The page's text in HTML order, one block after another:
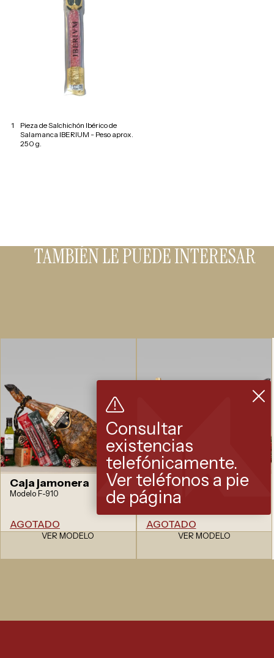
1
Pieza de Salchichón Ibérico de
Salamanca IBERIUM - Peso aprox.
250 g.
TAMBIÉN LE PUEDE INTERESAR
Caja jamonera
Modelo F-910
AGOTADO
VER MODELO
Caja jamonera
Modelo F-907
AGOTADO
VER MODELO
Consultar
existencias
telefónicamente.
Ver teléfonos a pie
de página